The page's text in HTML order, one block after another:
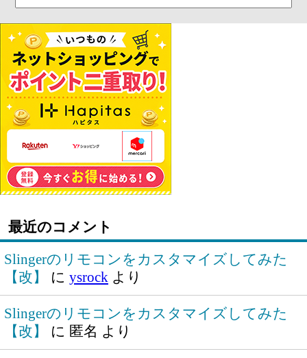
最近のコメント
Slingerのリモコンをカスタマイズしてみた
【改】
に ysrock より
Slingerのリモコンをカスタマイズしてみた
【改】
に 匿名 より